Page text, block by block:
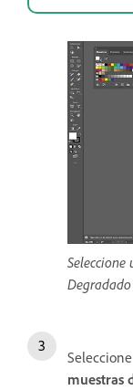
Seleccione
muestras